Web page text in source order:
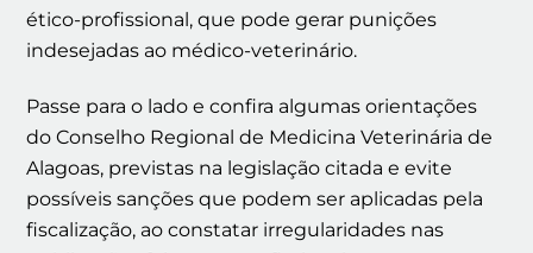
ético-profissional, que pode gerar punições
indesejadas ao médico-veterinário.
Passe para o lado e confira algumas orientações
do Conselho Regional de Medicina Veterinária de
Alagoas, previstas na legislação citada e evite
possíveis sanções que podem ser aplicadas pela
fiscalização, ao constatar irregularidades nas